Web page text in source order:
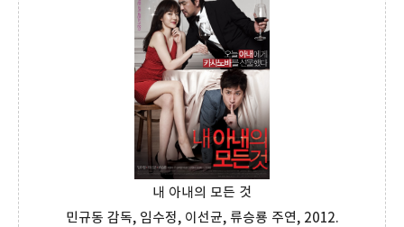
내 아내의 모든 것
민규동 감독, 임수정, 이선균, 류승룡 주연, 2012.